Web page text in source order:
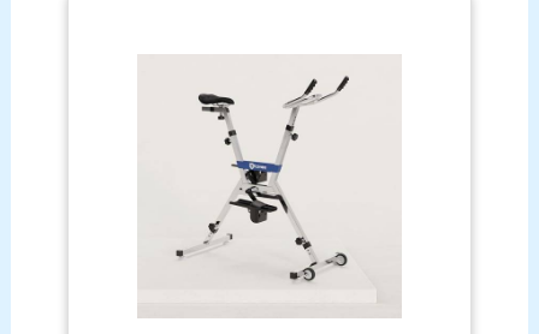
hauteur et en avant-arrière tandis que le guidon
ajustable verticalement permet d'adapter la
posture à votre taille pour limiter les tensions
dorsales. Les pédales dotées de brides
antidérapantes maintiennent solidement vos
pieds, que vous soyez pieds nus ou équipé de
chaussures aquatiques pour une sécurité en
mouvement Déplacement facile grâce aux
roulettes intégrées: Des roulettes fluides
installées sur la base du vélo aquatique vous
permettent de déplacer sans effort l'appareil